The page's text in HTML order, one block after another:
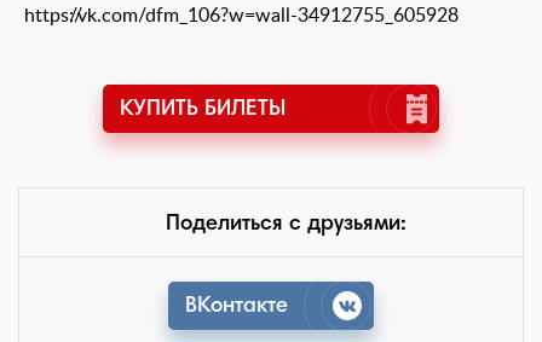
https://vk.com/dfm_106?w=wall-34912755_605928
КУПИТЬ БИЛЕТЫ
Поделиться с друзьями:
ВКонтакте